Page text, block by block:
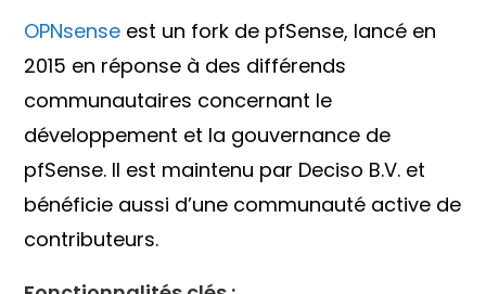
OPNsense est un fork de pfSense, lancé en
2015 en réponse à des différends
communautaires concernant le
développement et la gouvernance de
pfSense. Il est maintenu par Deciso B.V. et
bénéficie aussi d’une communauté active de
contributeurs.